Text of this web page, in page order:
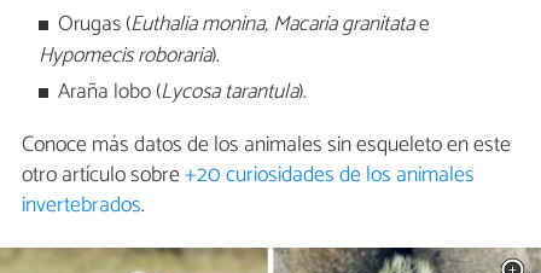
Orugas (Euthalia monina,Macaria granitatae
Hypomecis roboraria).
Araña lobo (Lycosa tarantula).
Conoce más datos de los animales sin esqueleto en este
otro artículo sobre+20 curiosidades de los animales
invertebrados.